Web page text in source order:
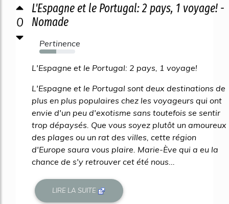
0
L'Espagne et le Portugal: 2 pays, 1 voyage! -
Nomade
Pertinence
47%
L'Espagne et le Portugal: 2 pays, 1 voyage!
L'Espagne et le Portugal sont deux destinations de
plus en plus populaires chez les voyageurs qui ont
envie d'un peu d'exotisme sans toutefois se sentir
trop dépaysés. Que vous soyez plutôt un amoureux
des plages ou un rat des villes, cette région
d'Europe saura vous plaire. Marie-Ève qui a eu la
chance de s'y retrouver cet été nous...
LIRE LA SUITE